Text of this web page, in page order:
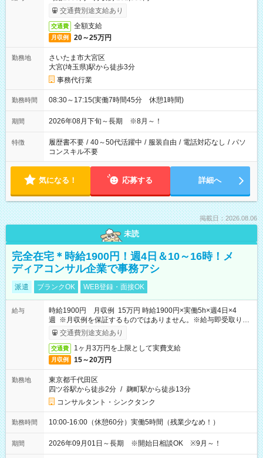
交通費別途支給あり
交通費 全額支給
月収例 20～25万円
勤務地
さいたま市大宮区
大宮(埼玉県)駅から徒歩3分
事務代行業
勤務時間 08:30～17:15(実働7時間45分 休憩1時間)
期間 2026年08月下旬～長期 ※8月～！
特徴 履歴書不要 / 40～50代活躍中 / 服装自由 / 電話対応なし / パソ
コンスキル不要
気になる！ 応募する 詳細へ
掲載日：2026.08.06
未読
完全在宅＊時給1900円！週4日＆10～16時！メ
ディアコンサル企業で事務アシ
派遣 ブランクOK WEB登録・面接OK
給与
時給1900円 月収例 15万円 時給1900円×実働5h×週4日×4
週 ※月収例を保証するものではありません。※給与即受取りサ
ービス利用可（利用条件有）
交通費別途支給あり
交通費 1ヶ月3万円を上限として実費支給
月収例 15～20万円
勤務地
東京都千代田区
四ツ谷駅から徒歩2分 / 麹町駅から徒歩13分
コンサルタント・シンクタンク
勤務時間 10:00-16:00（休憩60分）実働5時間（残業少なめ！）
期間 2026年09月01日～長期 ※開始日相談OK ※9月～！